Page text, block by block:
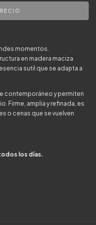
momentos.
en madera maciza
sutil que se adapta a
contemporáneo y permiten
Firme, amplia y refinada, es
o cenas que se vuelven
los días.